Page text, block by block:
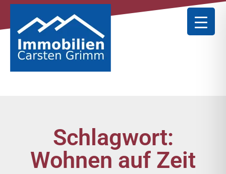
Schlagwort:
Wohnen auf Zeit